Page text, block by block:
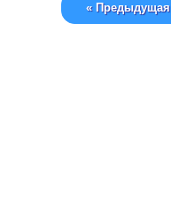
« Предыдущая